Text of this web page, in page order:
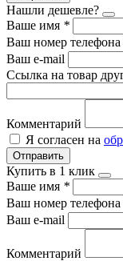
Нашли дешевле?
Ваше имя *
Ваш номер телефона
Ваш e-mail
Ссылка на товар
Комментарий
Я согласен на
Отправить
Купить в 1 клик
Ваше имя *
Ваш номер телефона
Ваш e-mail
Комментарий